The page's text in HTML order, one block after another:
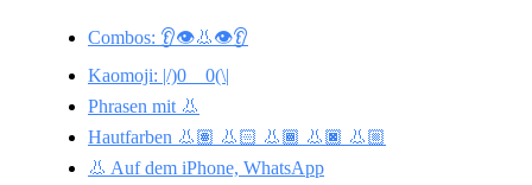
Combos: 👂👁️👃👁️👂
Kaomoji: |/)0__0(\|
Phrasen mit 👃
Hautfarben 👃🏽 👃🏻 👃🏾 👃🏿 👃🏼
👃 Auf dem iPhone, WhatsApp